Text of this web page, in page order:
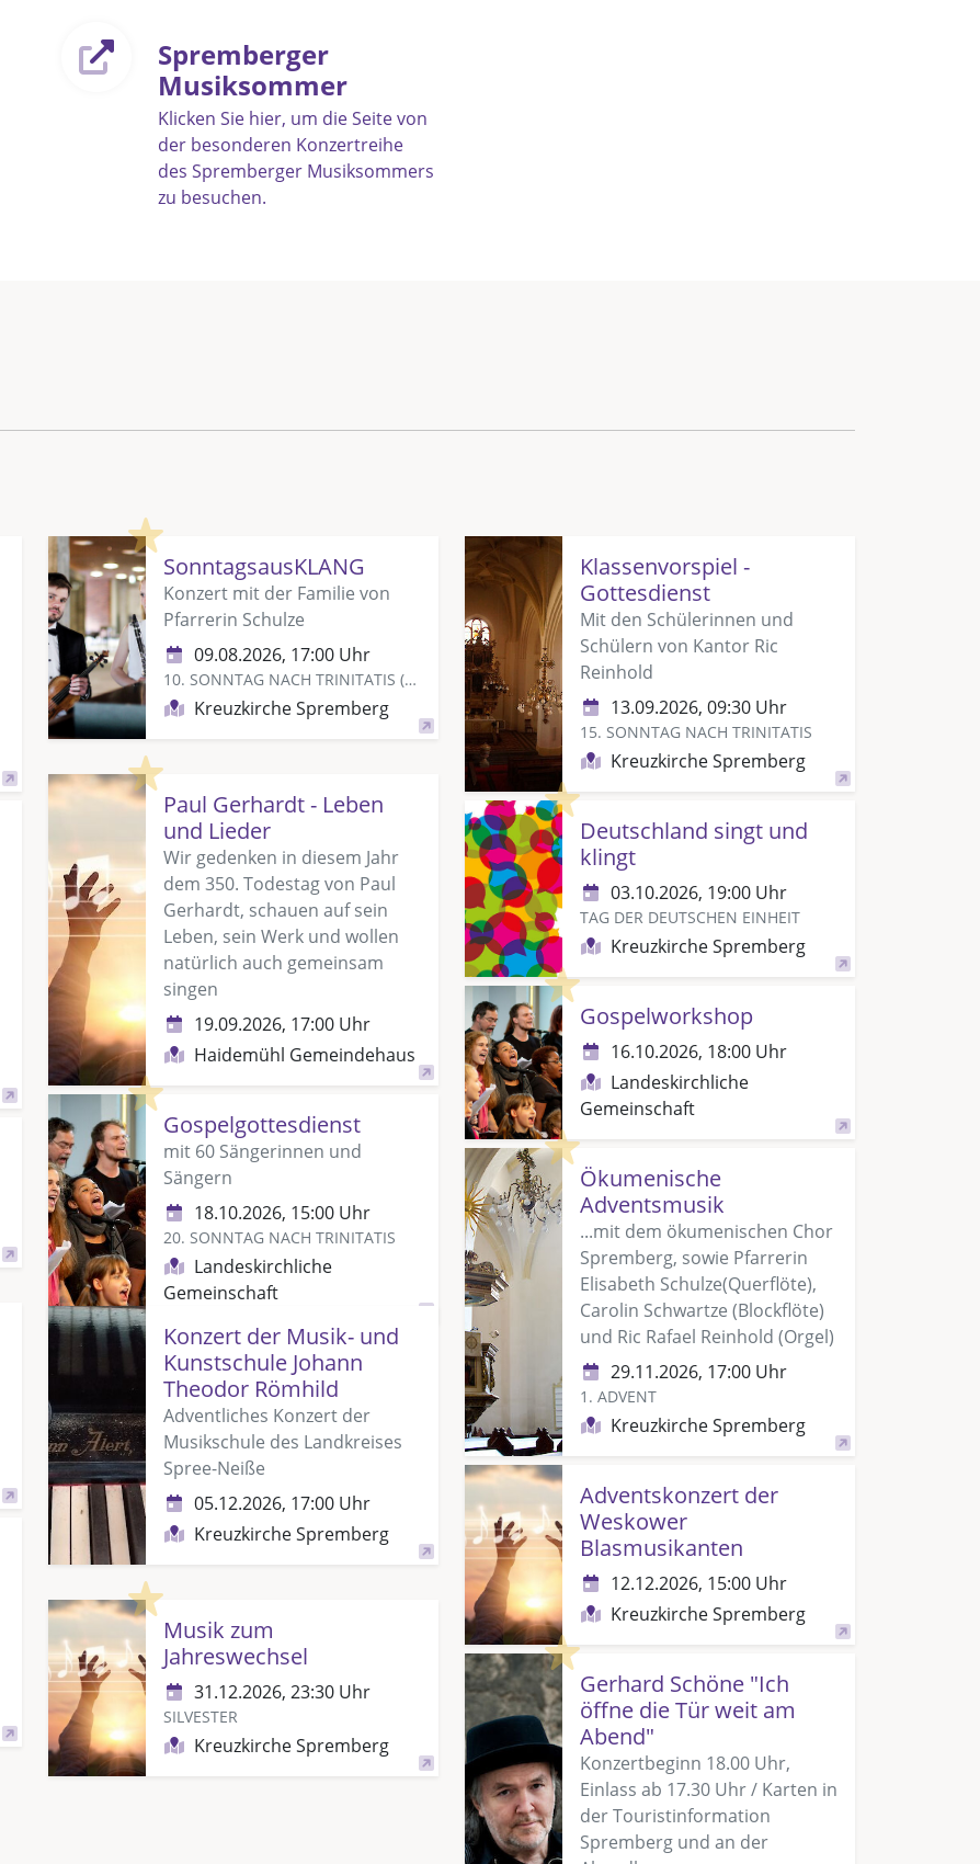
Spremberger
Musiksommer
Klicken Sie hier, um die Seite von
der besonderen Konzertreihe
des Spremberger Musiksommers
zu besuchen.
Highlight
SonntagsausKLANG
Konzert mit der Familie von
Pfarrerin Schulze
09.08.2026, 17:00 Uhr
10. SONNTAG NACH TRINITATIS (ISRAELSONNTAG)
Kreuzkirche Spremberg
Klassenvorspiel -
Gottesdienst
Mit den Schülerinnen und
Schülern von Kantor Ric
Reinhold
13.09.2026, 09:30 Uhr
15. SONNTAG NACH TRINITATIS
Kreuzkirche Spremberg
Highlight
Paul Gerhardt - Leben
und Lieder
Wir gedenken in diesem Jahr
dem 350. Todestag von Paul
Gerhardt, schauen auf sein
Leben, sein Werk und wollen
natürlich auch gemeinsam
singen
19.09.2026, 17:00 Uhr
Haidemühl Gemeindehaus
Highlight
Deutschland singt und
klingt
03.10.2026, 19:00 Uhr
TAG DER DEUTSCHEN EINHEIT
Kreuzkirche Spremberg
Highlight
Gospelworkshop
16.10.2026, 18:00 Uhr
Landeskirchliche
Gemeinschaft
Highlight
Gospelgottesdienst
mit 60 Sängerinnen und
Sängern
18.10.2026, 15:00 Uhr
20. SONNTAG NACH TRINITATIS
Landeskirchliche
Gemeinschaft
Highlight
Ökumenische
Adventsmusik
...mit dem ökumenischen Chor
Spremberg, sowie Pfarrerin
Elisabeth Schulze(Querflöte),
Carolin Schwartze (Blockflöte)
und Ric Rafael Reinhold (Orgel)
29.11.2026, 17:00 Uhr
1. ADVENT
Kreuzkirche Spremberg
Konzert der Musik- und
Kunstschule Johann
Theodor Römhild
Adventliches Konzert der
Musikschule des Landkreises
Spree-Neiße
05.12.2026, 17:00 Uhr
Kreuzkirche Spremberg
Adventskonzert der
Weskower
Blasmusikanten
12.12.2026, 15:00 Uhr
Kreuzkirche Spremberg
Highlight
Musik zum
Jahreswechsel
31.12.2026, 23:30 Uhr
SILVESTER
Kreuzkirche Spremberg
Highlight
Gerhard Schöne "Ich
öffne die Tür weit am
Abend"
Konzertbeginn 18.00 Uhr,
Einlass ab 17.30 Uhr / Karten in
der Touristinformation
Spremberg und an der